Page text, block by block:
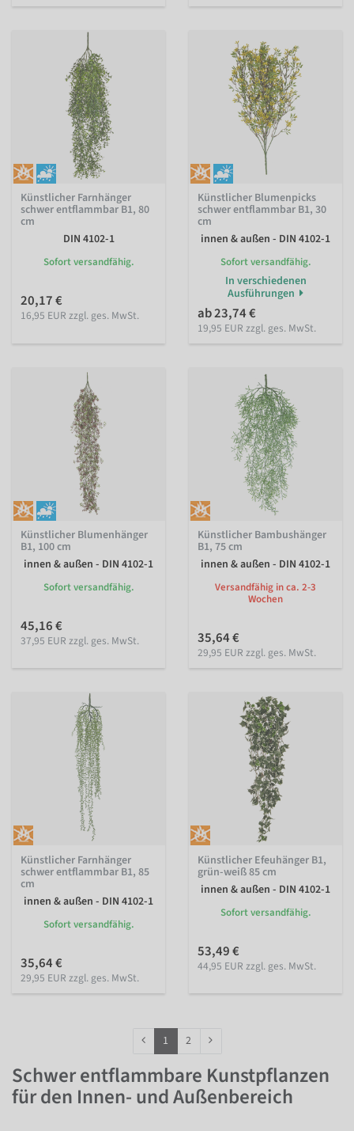
Künstlicher Farnhänger
schwer entflammbar B1, 80
cm
DIN 4102-1
Sofort versandfähig.
20,17 €
16,95 EUR zzgl. ges. MwSt.
Künstlicher Blumenpicks
schwer entflammbar B1, 30
cm
innen & außen - DIN 4102-1
Sofort versandfähig.
In verschiedenen
Ausführungen
ab 23,74 €
19,95 EUR zzgl. ges. MwSt.
Künstlicher Blumenhänger
B1, 100 cm
innen & außen - DIN 4102-1
Sofort versandfähig.
45,16 €
37,95 EUR zzgl. ges. MwSt.
Künstlicher Bambushänger
B1, 75 cm
innen & außen - DIN 4102-1
Versandfähig in ca. 2-3
Wochen
35,64 €
29,95 EUR zzgl. ges. MwSt.
Künstlicher Farnhänger
schwer entflammbar B1, 85
cm
innen & außen - DIN 4102-1
Sofort versandfähig.
35,64 €
29,95 EUR zzgl. ges. MwSt.
Künstlicher Efeuhänger B1,
grün-weiß 85 cm
innen & außen - DIN 4102-1
Sofort versandfähig.
53,49 €
44,95 EUR zzgl. ges. MwSt.
1 2
Schwer entflammbare Kunstpflanzen
für den Innen- und Außenbereich